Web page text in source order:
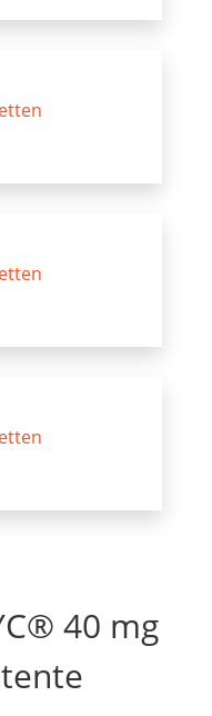
40 mg